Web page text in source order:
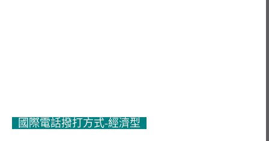
國際電話撥打方式-經濟型